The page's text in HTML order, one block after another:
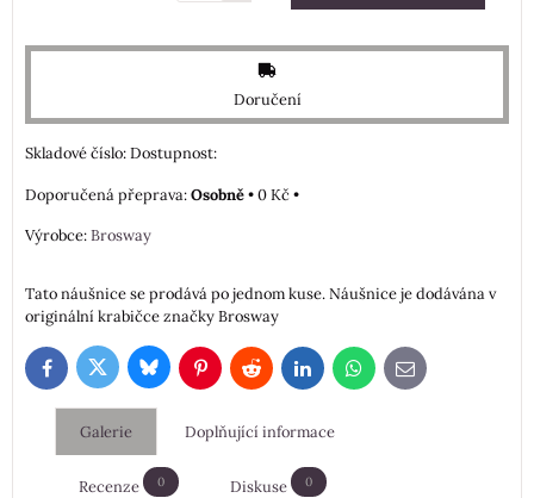
Doručení
Skladové číslo:Dostupnost:
Osobně•0 Kč•
Výrobce:Brosway
Tato náušnice se prodává po jednom kuse. Náušnice je dodávána v
originální krabičce značky Brosway
FacebookTwitterBlueskyPinterestRedditLinkedInWhatsApp
E-
mail
Galerie Doplňující informace
Recenze 0 Diskuse 0